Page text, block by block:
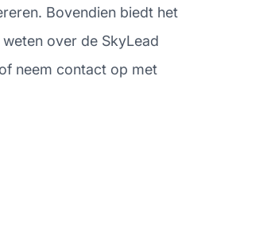
Bovendien biedt het
over de SkyLead
neem contact op met